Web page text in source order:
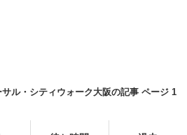
ル・シティウォーク大阪の記事 ページ 1